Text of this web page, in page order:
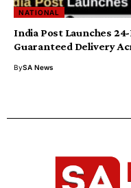
NATIONAL
India Post Launches
Guaranteed Delivery
BySA News